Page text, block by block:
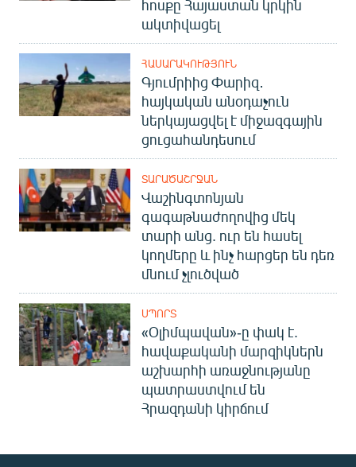
հոսքը Հայաստան կրկին
ակտիվացել
ՀԱՍԱՐԱԿՈՒԹՅՈՒՆ
Գյումրիից Փարիզ․
հայկական անօդաչուն
ներկայացվել է միջազգային
ցուցահանդեսում
ՏԱՐԱԾԱՇՐՋԱՆ
Վաշինգտոնյան
գագաթնաժողովից մեկ
տարի անց. ուր են հասել
կողմերը և ինչ հարցեր են դեռ
մնում չլուծված
ՍՊՈՐՏ
«Օլիմպավան»-ը փակ է.
հավաքականի մարզիկներն
աշխարհի առաջնությանը
պատրաստվում են
Հրազդանի կիրճում